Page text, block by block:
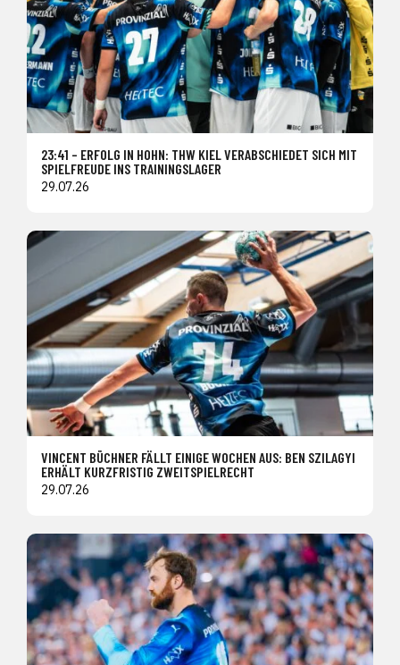
23:41 – ERFOLG IN HOHN: THW KIEL VERABSCHIEDET SICH MIT
SPIELFREUDE INS TRAININGSLAGER
29.07.26
VINCENT BÜCHNER FÄLLT EINIGE WOCHEN AUS: BEN SZILAGYI
ERHÄLT KURZFRISTIG ZWEITSPIELRECHT
29.07.26